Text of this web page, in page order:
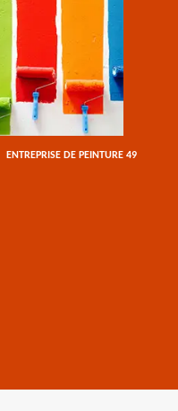
ENTREPRISE DE PEINTURE 49